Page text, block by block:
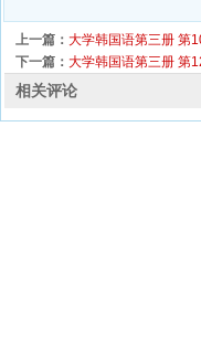
上一篇： 大学韩国语第三册 第
下一篇： 大学韩国语第三册 第
相关评论